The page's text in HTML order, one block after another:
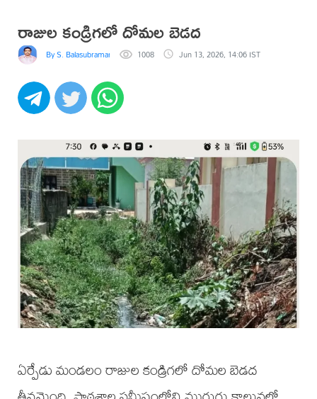
రాజుల కండ్రిగలో దోమల బెడద
By S. Balasubramanyam 1008 Jun 13, 2026, 14:06 IST
ఏర్పేడు మండలం రాజుల కండ్రిగలో దోమల బెడద